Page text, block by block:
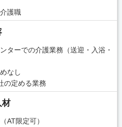
護職
ターでの介護業務（送迎・入浴・
なし
の定める業務
材
AT限定可）